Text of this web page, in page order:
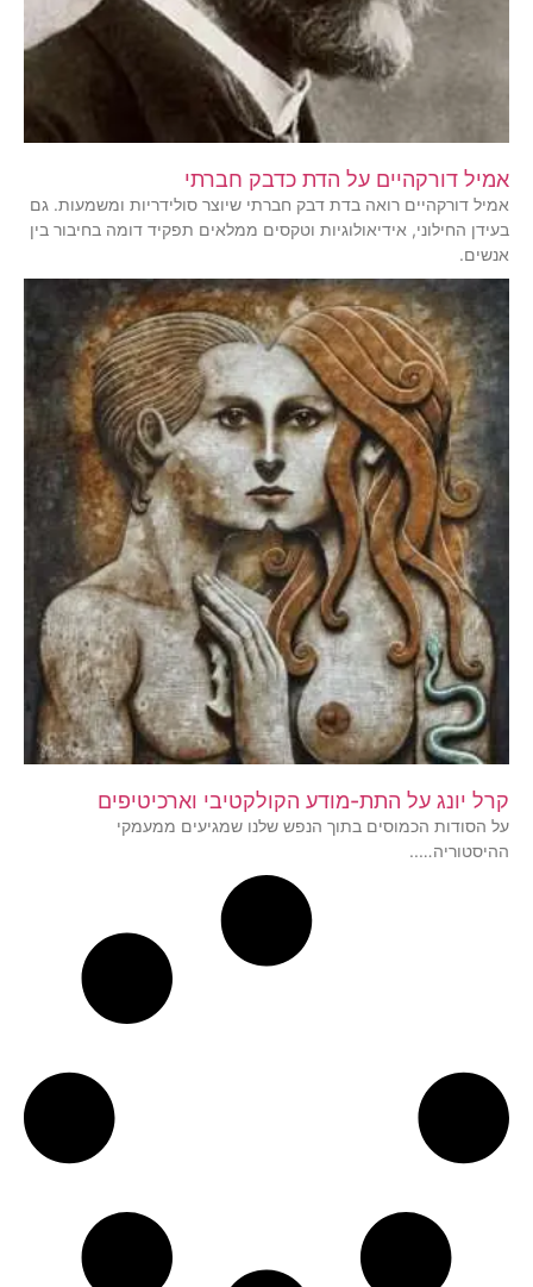
אמיל דורקהיים על הדת כדבק חברתי
אמיל דורקהיים רואה בדת דבק חברתי שיוצר סולידריות ומשמעות. גם
בעידן החילוני, אידיאולוגיות וטקסים ממלאים תפקיד דומה בחיבור בין
אנשים.
קרל יונג על התת-מודע הקולקטיבי וארכיטיפים
על הסודות הכמוסים בתוך הנפש שלנו שמגיעים ממעמקי
ההיסטוריה…..